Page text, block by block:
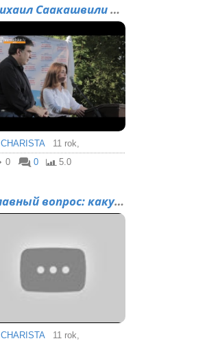
Михаил Саакашвили предс...
CHARISTA
11 rok,
0
0 5.0
Главный вопрос: какую э...
CHARISTA
11 rok,